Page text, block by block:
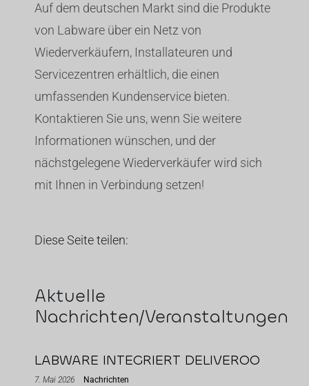
Auf dem deutschen Markt sind die Produkte
von Labware über ein Netz von
Wiederverkäufern, Installateuren und
Servicezentren erhältlich, die einen
umfassenden Kundenservice bieten.
Kontaktieren Sie uns, wenn Sie weitere
Informationen wünschen, und der
nächstgelegene Wiederverkäufer wird sich
mit Ihnen in Verbindung setzen!
Diese Seite teilen:
Aktuelle
Nachrichten/Veranstaltungen
LABWARE INTEGRIERT DELIVEROO
7. Mai 2026 Nachrichten